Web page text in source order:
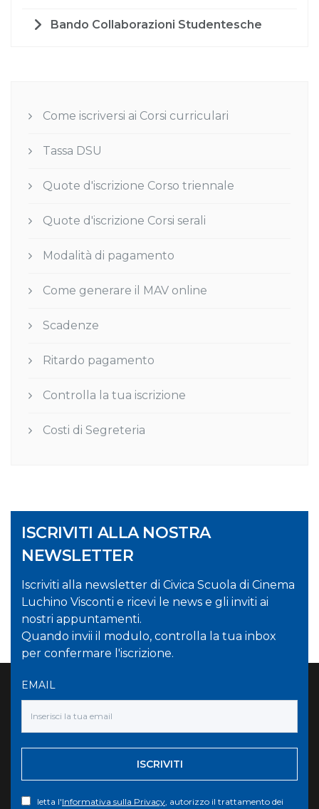
Bando Collaborazioni Studentesche
Come iscriversi ai Corsi curriculari
Tassa DSU
Quote d'iscrizione Corso triennale
Quote d'iscrizione Corsi serali
Modalità di pagamento
Come generare il MAV online
Scadenze
Ritardo pagamento
Controlla la tua iscrizione
Costi di Segreteria
ISCRIVITI ALLA NOSTRA
NEWSLETTER
Iscriviti alla newsletter di Civica Scuola di Cinema
Luchino Visconti e ricevi le news e gli inviti ai
nostri appuntamenti.
Quando invii il modulo, controlla la tua inbox
per confermare l'iscrizione.
EMAIL
ISCRIVITI
letta l'Informativa sulla Privacy , autorizzo il trattamento dei